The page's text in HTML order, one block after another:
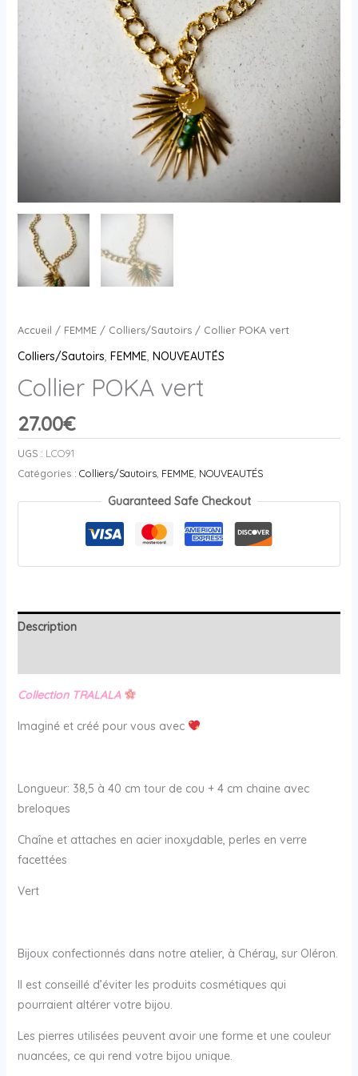
Accueil / FEMME/ Colliers/Sautoirs/ Collier POKA vert
Colliers/Sautoirs, FEMME, NOUVEAUTÉS
Collier POKA vert
27.00€
UGS : LCO91
Catégories : Colliers/Sautoirs, FEMME, NOUVEAUTÉS
Guaranteed Safe Checkout
Description
Collection TRALALA
Imaginé et créé pour vous avec
Longueur: 38,5 à 40 cm tour de cou + 4 cm chaine avec
breloques
Chaîne et attaches en acier inoxydable, perles en verre
facettées
Vert
Bijoux confectionnés dans notre atelier, à Chéray, sur Oléron.
Il est conseillé d’éviter les produits cosmétiques qui
pourraient altérer votre bijou.
Les pierres utilisées peuvent avoir une forme et une couleur
nuancées, ce qui rend votre bijou unique.